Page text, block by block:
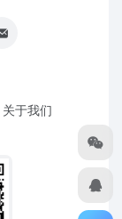
关于我们